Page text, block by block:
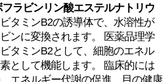
フラビンリン酸エステルナトリウ
タミンB2の誘導体で、水溶性が
ンに変換されます。 医薬品理学
タミンB2として、細胞のエネル
として機能します。 臨床的には
エネルギー代謝の促進、目の健康